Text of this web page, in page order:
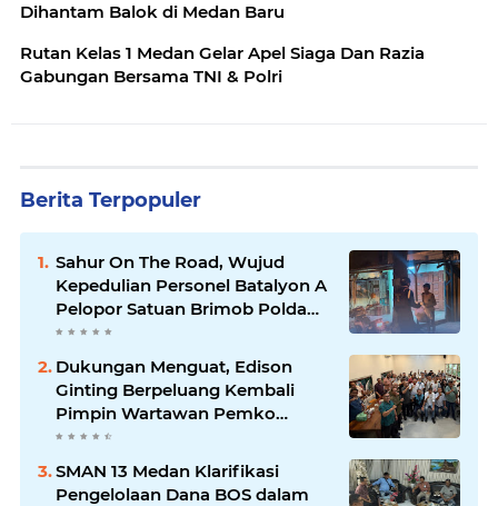
Dihantam Balok di Medan Baru
Rutan Kelas 1 Medan Gelar Apel Siaga Dan Razia
Gabungan Bersama TNI & Polri
Berita Terpopuler
Sahur On The Road, Wujud
Kepedulian Personel Batalyon A
Pelopor Satuan Brimob Polda
Sumut di Dini Hari Ramadhan
Dukungan Menguat, Edison
Ginting Berpeluang Kembali
Pimpin Wartawan Pemko
Medan
SMAN 13 Medan Klarifikasi
Pengelolaan Dana BOS dalam